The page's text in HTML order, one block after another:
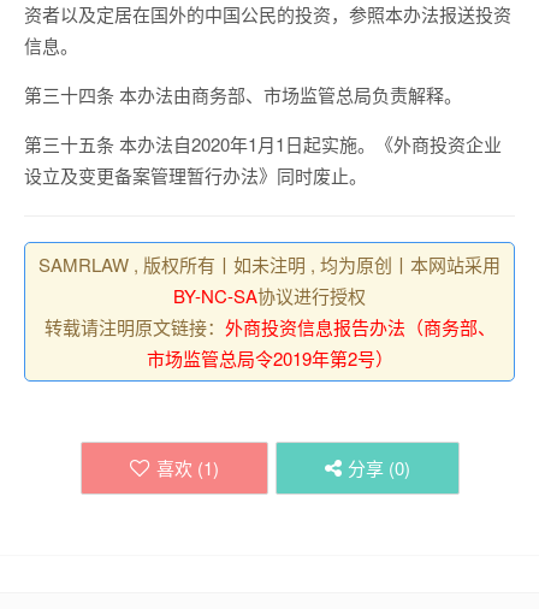
资者以及定居在国外的中国公民的投资，参照本办法报送投资
信息。
第三十四条 本办法由商务部、市场监管总局负责解释。
第三十五条 本办法自2020年1月1日起实施。《外商投资企业
设立及变更备案管理暂行办法》同时废止。
SAMRLAW , 版权所有丨如未注明 , 均为原创丨本网站采用
BY-NC-SA协议进行授权
转载请注明原文链接： 外商投资信息报告办法（商务部、
市场监管总局令2019年第2号）
喜欢 (1) 分享 (0)